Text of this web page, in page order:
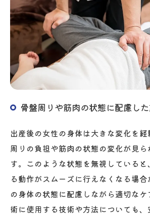
骨盤周りや筋肉の状態に配慮し
出産後の女性の身体は大きな変化を
周りの負担や筋肉の状態の変化が見
す。このような状態を無視している
る動作がスムーズに行えなくなる場
の身体の状態に配慮しながら適切な
術に使用する技術や方法についても、